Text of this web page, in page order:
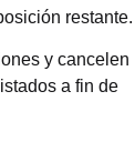
restante.
y cancelen
a fin de